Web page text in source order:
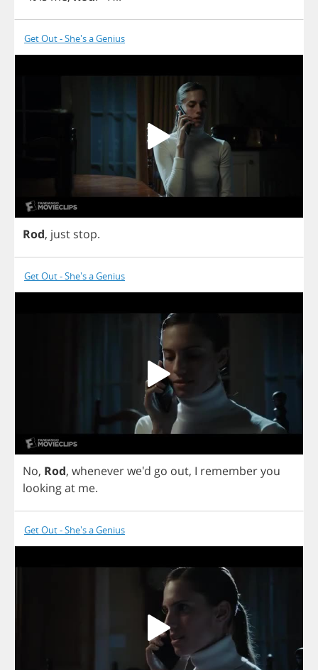
Get Out - She's a Genius
Rod, just stop.
Get Out - She's a Genius
No, Rod, wheneverwe'd go out, I rememberyou
lookingat me.
Get Out - She's a Genius